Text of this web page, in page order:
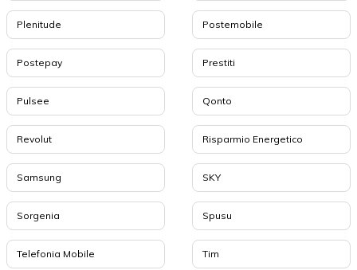
Plenitude Postemobile
Postepay Prestiti
Pulsee Qonto
Revolut Risparmio Energetico
Samsung SKY
Sorgenia Spusu
Telefonia Mobile Tim